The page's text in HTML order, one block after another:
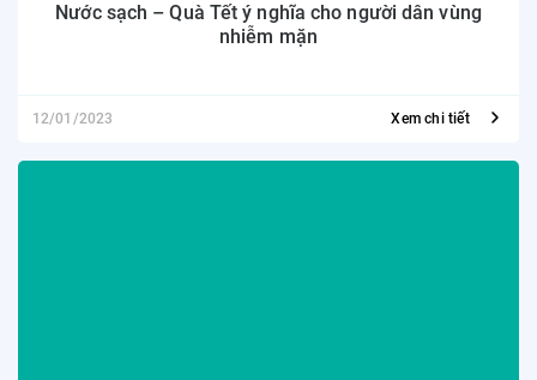
Nước sạch – Quà Tết ý nghĩa cho người dân vùng
nhiễm mặn
12/01/2023 Xem chi tiết